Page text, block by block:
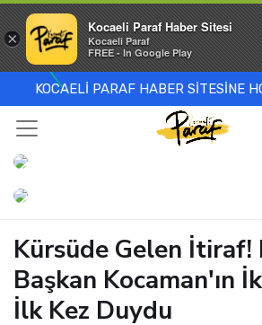
KOCAELİ PARAF HABER SİTESİNE
Kürsüde Gelen İtiraf!
Başkan Kocaman'ın
İlk Kez Duydu
×
Kocaeli Paraf Haber Sitesi
Kocaeli Paraf
FREE - In Google Play